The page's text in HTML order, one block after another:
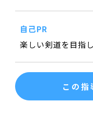
自己PR
楽しい剣道を目指
この指